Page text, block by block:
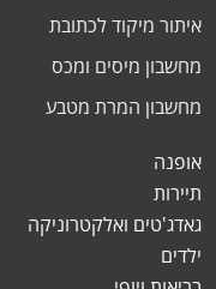
איתור מיקוד לכתובת
מחשבון מיסים ומכס
מחשבון המרת מטבע
אופנה
תיירות
גאדג'טים ואלקטרוניקה
ילדים